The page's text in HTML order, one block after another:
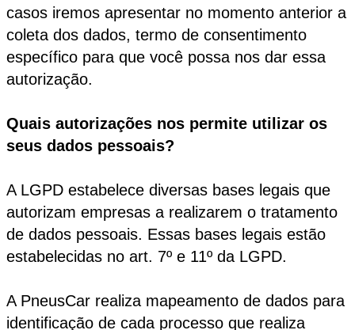
casos iremos apresentar no momento anterior a
coleta dos dados, termo de consentimento
específico para que você possa nos dar essa
autorização.
Quais autorizações nos permite utilizar os
seus dados pessoais?
A LGPD estabelece diversas bases legais que
autorizam empresas a realizarem o tratamento
de dados pessoais. Essas bases legais estão
estabelecidas no art. 7º e 11º da LGPD.
A PneusCar realiza mapeamento de dados para
identificação de cada processo que realiza